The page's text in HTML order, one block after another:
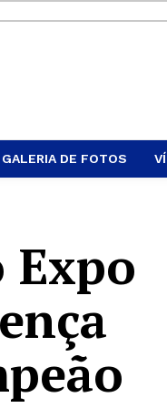
GALERIA DE FOTOS